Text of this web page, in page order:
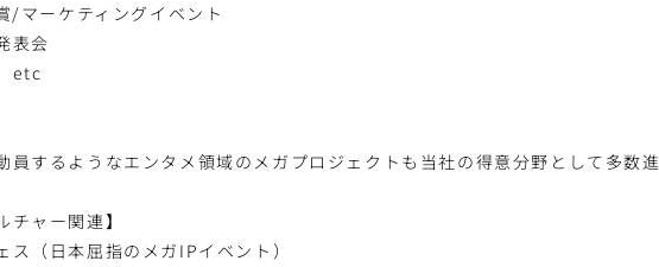
マーケティングイベント
表会
員するようなエンタメ領域のメガプロジェクトも当社の得意分野として多数進
チャー関連】
（日本屈指のメガIPイベント）